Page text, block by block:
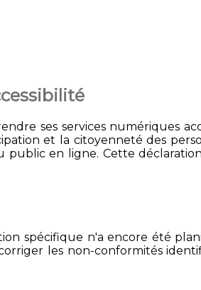
ses services numériques
et la citoyenneté des
public en ligne. Cette
spécifique n'a encore été
les non-conformités